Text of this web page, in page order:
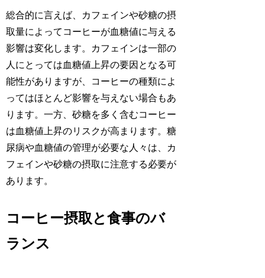
総合的に言えば、カフェインや砂糖の摂
取量によってコーヒーが血糖値に与える
影響は変化します。カフェインは一部の
人にとっては血糖値上昇の要因となる可
能性がありますが、コーヒーの種類によ
ってはほとんど影響を与えない場合もあ
ります。一方、砂糖を多く含むコーヒー
は血糖値上昇のリスクが高まります。糖
尿病や血糖値の管理が必要な人々は、カ
フェインや砂糖の摂取に注意する必要が
あります。
コーヒー摂取と食事のバ
ランス